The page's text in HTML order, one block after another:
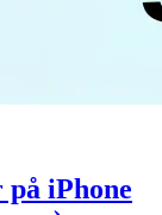
iPhone